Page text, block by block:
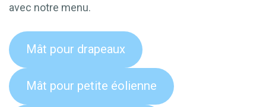
avec notre menu.
Mât pour drapeaux
Mât pour petite éolienne